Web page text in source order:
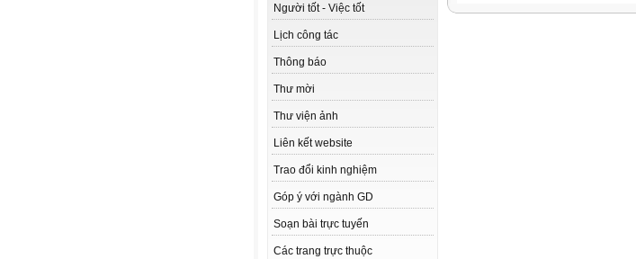
Người tốt - Việc tốt
Lịch công tác
Thông báo
Thư mời
Thư viện ảnh
Liên kết website
Trao đổi kinh nghiệm
Góp ý với ngành GD
Soạn bài trực tuyến
Các trang trực thuộc